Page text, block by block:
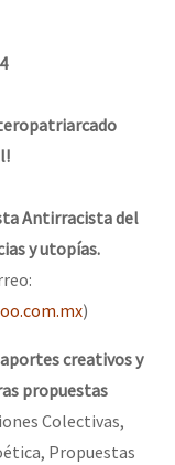
Antirracista del
y utopías.
)
creativos y
propuestas
Colectivas,
Propuestas